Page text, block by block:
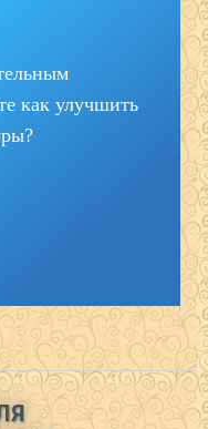
как улучшить